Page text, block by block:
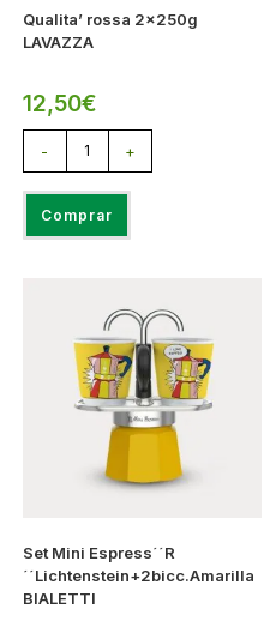
Qualita’ rossa 2x250g
LAVAZZA
12,50€
- +
Comprar
Set Mini Espress´´R
´´Lichtenstein+2bicc.Amarilla
BIALETTI